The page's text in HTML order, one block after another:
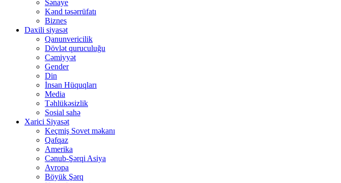
Sənaye
Kənd təsərrüfatı
Biznes
Daxili siyasət
Qanunvericilik
Dövlət quruculuğu
Cəmiyyət
Gender
Din
İnsan Hüquqları
Media
Təhlükəsizlik
Sosial sahə
Xarici Siyasət
Keçmiş Sovet məkanı
Qafqaz
Amerika
Cənub-Şərqi Asiya
Avropa
Böyük Şərq